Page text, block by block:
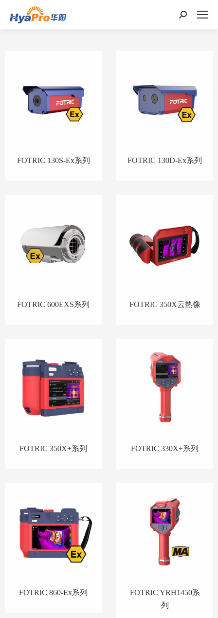
搜
FOTRIC 130S-Ex系列 FOTRIC 130D-Ex系列
FOTRIC 600EXS系列 FOTRIC 350X云热像
FOTRIC 350X+系列 FOTRIC 330X+系列
FOTRIC 860-Ex系列
FOTRIC YRH1450系
列